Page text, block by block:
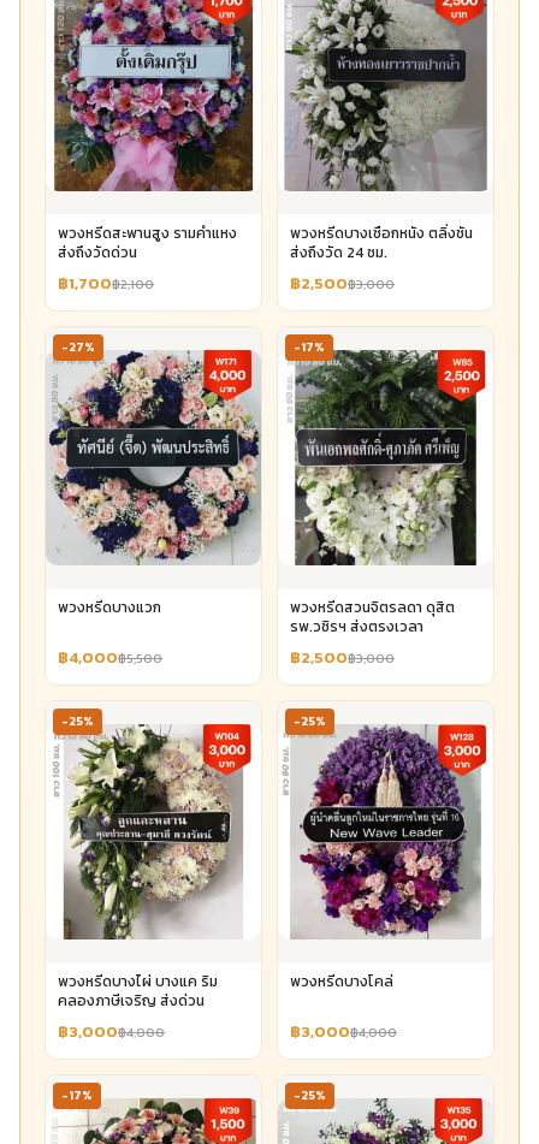
พวงหรีดสะพานสูง รามคำแหง
ส่งถึงวัดด่วน
฿1,700฿2,100
พวงหรีดบางเชือกหนัง ตลิ่งชัน
ส่งถึงวัด 24 ชม.
฿2,500฿3,000
-27%
พวงหรีดบางแวก
฿4,000฿5,500
-17%
พวงหรีดสวนจิตรลดา ดุสิต
รพ.วชิรฯ ส่งตรงเวลา
฿2,500฿3,000
-25%
พวงหรีดบางไผ่ บางแค ริม
คลองภาษีเจริญ ส่งด่วน
฿3,000฿4,000
-25%
พวงหรีดบางโคล่
฿3,000฿4,000
-17% -25%